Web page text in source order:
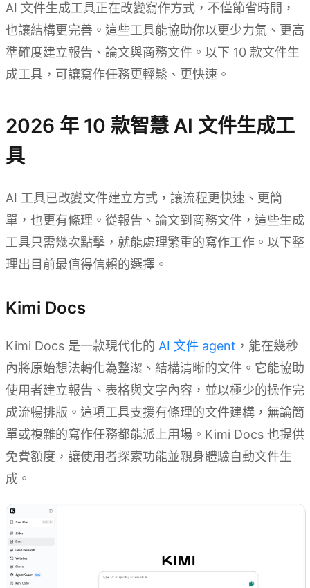
AI 文件生成工具正在改變寫作方式，不僅節省時間，
也讓結構更完善。這些工具能協助你以更少力氣、更高
準確度建立報告、論文與商務文件。以下 10 款文件生
成工具，可讓寫作任務更輕鬆、更快速。
2026 年 10 款智慧 AI 文件生成工
具
AI 工具已改變文件建立方式，讓流程更快速、更簡
單，也更有條理。從報告、論文到商務文件，這些生成
工具只需幾次點擊，就能處理繁重的寫作工作。以下整
理出目前最值得信賴的選擇。
Kimi Docs
Kimi Docs 是一款現代化的 AI 文件 agent ，能在幾秒
內將原始想法轉化為整潔、結構清晰的文件。它能協助
使用者建立報告、表格與文字內容，並以極少的操作完
成流暢排版。這項工具支援有條理的文件建構，無論簡
單或複雜的寫作任務都能派上用場。Kimi Docs 也提供
免費額度，讓使用者探索功能並親身體驗自動文件生
成。